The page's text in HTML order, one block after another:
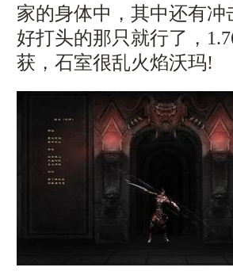
家的身体中，其中还有
好打头的那只就行了，
获，石室很乱火焰沃玛!